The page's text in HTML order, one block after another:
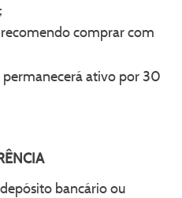
comprar com
ativo por 30
bancário ou